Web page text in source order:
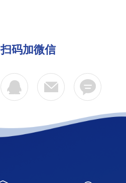
扫码加微信